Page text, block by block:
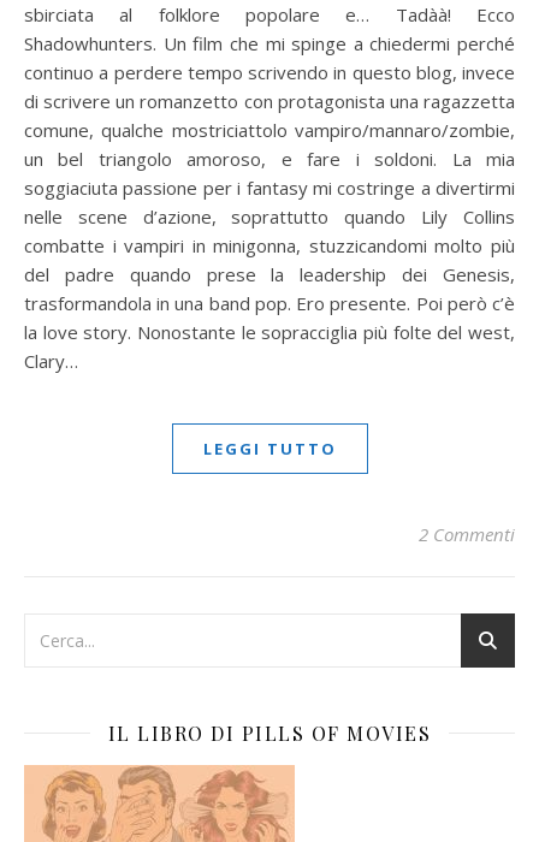
sbirciata al folklore popolare e… Tadàà! Ecco
Shadowhunters. Un film che mi spinge a chiedermi perché
continuo a perdere tempo scrivendo in questo blog, invece
di scrivere un romanzetto con protagonista una ragazzetta
comune, qualche mostriciattolo vampiro/mannaro/zombie,
un bel triangolo amoroso, e fare i soldoni. La mia
soggiaciuta passione per i fantasy mi costringe a divertirmi
nelle scene d’azione, soprattutto quando Lily Collins
combatte i vampiri in minigonna, stuzzicandomi molto più
del padre quando prese la leadership dei Genesis,
trasformandola in una band pop. Ero presente. Poi però c’è
la love story. Nonostante le sopracciglia più folte del west,
Clary…
LEGGI TUTTO
2 Commenti
IL LIBRO DI PILLS OF MOVIES